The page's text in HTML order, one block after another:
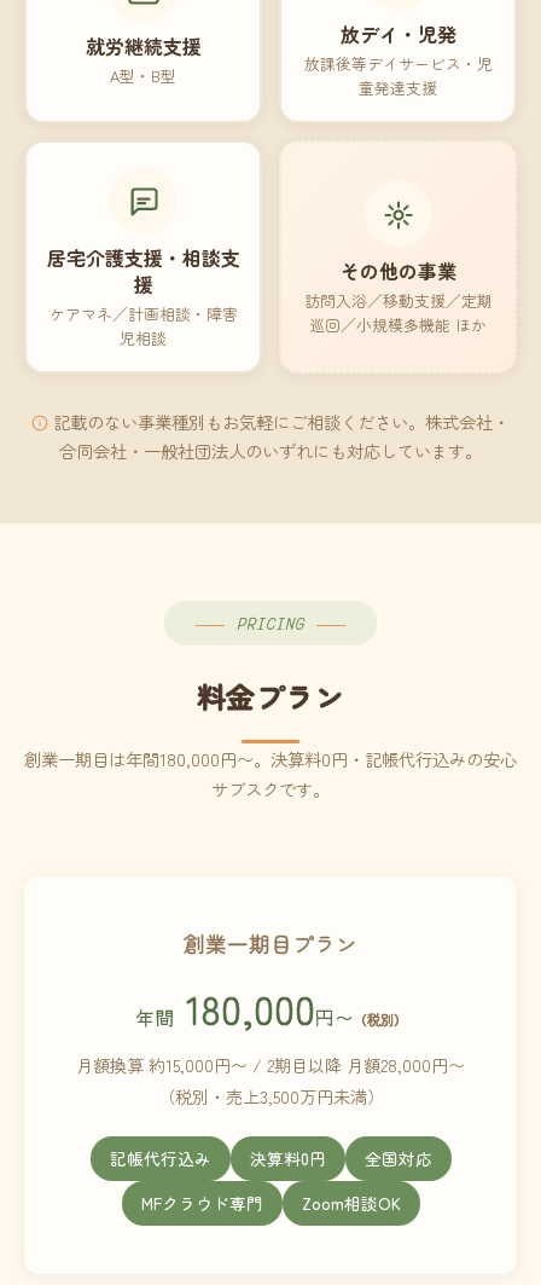
就労継続支援
A型・B型
放デイ・児発
放課後等デイサービス・児
童発達支援
居宅介護支援・相談支
援
ケアマネ／計画相談・障害
児相談
その他の事業
訪問入浴／移動支援／定期
巡回／小規模多機能 ほか
記載のない事業種別もお気軽にご相談ください。株式会社・
合同会社・一般社団法人のいずれにも対応しています。
PRICING
料金プラン
創業一期目は年間180,000円〜。決算料0円・記帳代行込みの安心
サブスクです。
創業一期目プラン
年間 180,000円〜 （税別）
月額換算 約15,000円〜 / 2期目以降 月額28,000円〜
（税別・売上3,500万円未満）
記帳代行込み 決算料0円
全国対応
MFクラウド専門
Zoom相談OK